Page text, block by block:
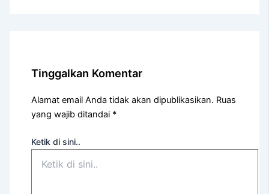
Tinggalkan Komentar
Alamat email Anda tidak akan dipublikasikan. Ruas
yang wajib ditandai *
Ketik di sini..